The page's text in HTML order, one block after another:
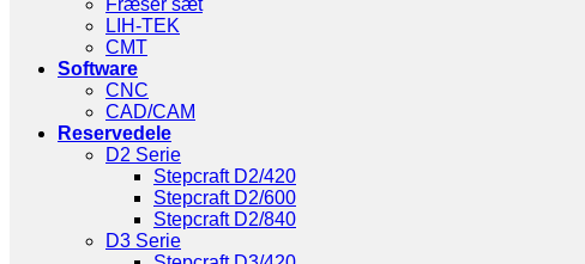
LIH-TEK
CMT
Software
CNC
CAD/CAM
Reservedele
D2 Serie
Stepcraft D2/420
Stepcraft D2/600
Stepcraft D2/840
D3 Serie